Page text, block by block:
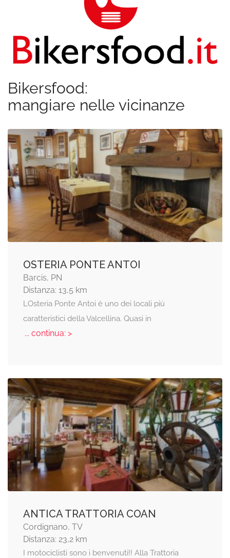
Bikersfood:
mangiare nelle vicinanze
OSTERIA PONTE ANTOI
Barcis, PN
Distanza: 13,5 km
LOsteria Ponte Antoi è uno dei locali più
caratteristici della Valcellina. Quasi in
... continua: >
ANTICA TRATTORIA COAN
Cordignano, TV
Distanza: 23,2 km
I motociclisti sono i benvenuti!! Alla Trattoria